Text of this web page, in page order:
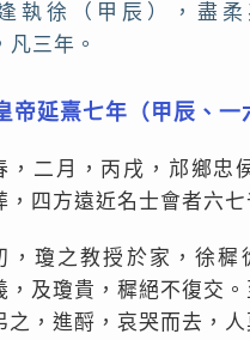
執徐（甲辰），盡柔
凡三年。
帝延熹七年（甲辰、一
，二月，丙戌，邟鄉忠
，四方遠近名士會者六七
，瓊之教授於家，徐穉
，及瓊貴，穉絕不復交
之，進酹，哀哭而去，